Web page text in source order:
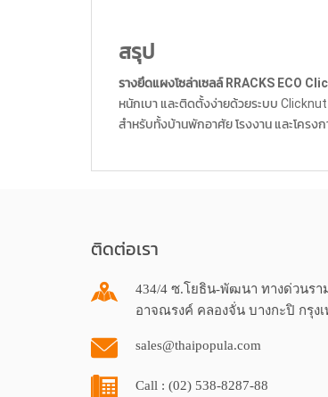
สรุป
รางยึดแผงโซล่าเซลล์ RRACKS ECO
หนักเบา และติดตั้งง่ายด้วยระบบ Clicknut
สำหรับทั้งบ้านพักอาศัย โรงงาน และโครง
ติดต่อเรา
434/4 ซ.โยธิน-พัฒนา ทางด่วนรา
อาจณรงค์ คลองจั่น บางกะปิ กรุงเ
sales@thaipopula.com
Call : (02) 538-8287-88